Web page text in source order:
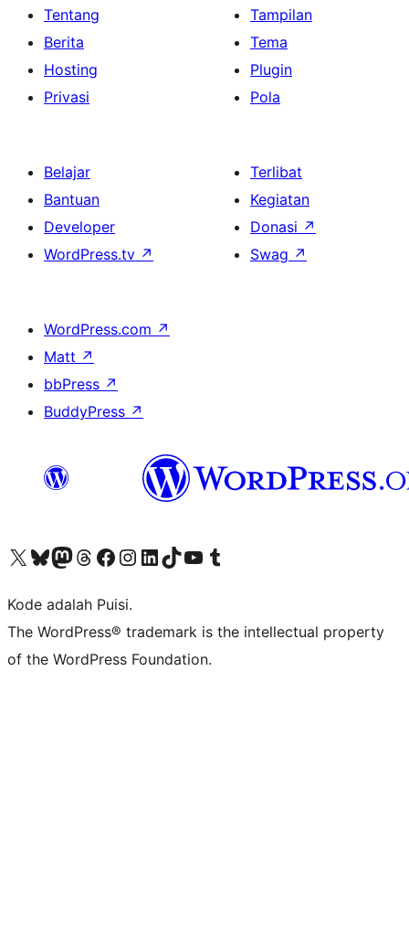
Tentang
Berita
Hosting
Privasi
Tampilan
Tema
Plugin
Pola
Belajar
Bantuan
Developer
WordPress.tv ↗
Terlibat
Kegiatan
Donasi ↗
Swag ↗
WordPress.com ↗
Matt ↗
bbPress ↗
BuddyPress ↗
Kunjungi akun X (sebelumnya Twitter) kamiVisit our Bluesky account
Kunjungi akun Mastodon kami
Visit our Threads account
Kunjungi halaman Facebook kamiKunjungi akun Instagram kamiKunjungi akun LinkedIn kami
Visit our TikTok account
Kunjungi channel YouTube kamiVisit our Tumblr account
Kode adalah Puisi.
The WordPress® trademark is the intellectual property
of the WordPress Foundation.